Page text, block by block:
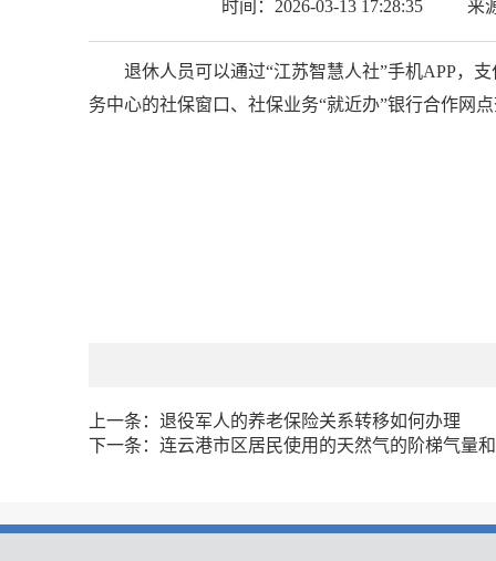
时间： 2026-03-13 17:28:35 来
退休人员可以通过“江苏智慧人社”手机APP，
务中心的社保窗口、社保业务“就近办”银行合作网
上一条： 退役军人的养老保险关系转移如何办理
下一条： 连云港市区居民使用的天然气的阶梯气量